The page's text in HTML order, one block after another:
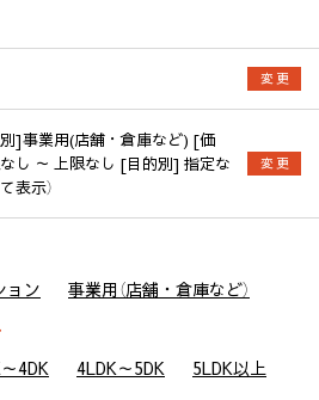
変 更
]事業用(店舗・倉庫など) [価
し ～ 上限なし [目的別] 指定な
表示）
変 更
ョン
事業用（店舗・倉庫など）
4DK 4LDK～5DK
5LDK以上